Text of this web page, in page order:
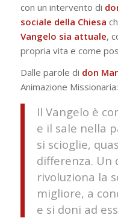
con un intervento di
sociale della Chiesa
Vangelo sia attuale,
propria vita e come
Dalle parole di don
Animazione Missionaria:
Il Vangelo è
e il sale nella
si scioglie,
differenza. Un
rivoluziona la
migliore, a
e si doni ad